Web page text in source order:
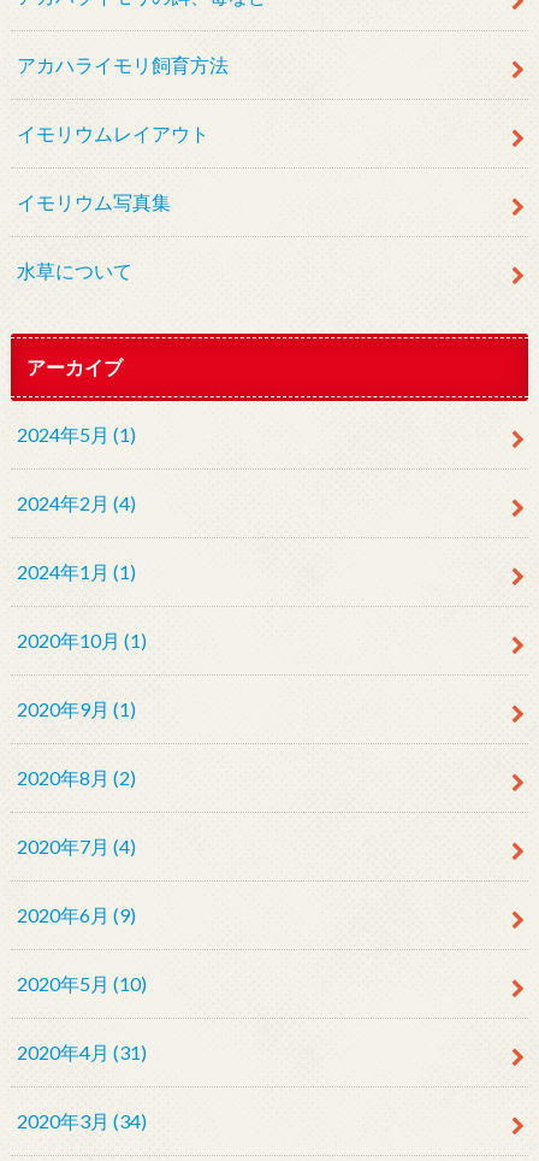
アカハライモリ飼育方法
イモリウムレイアウト
イモリウム写真集
水草について
アーカイブ
2024年5月 (1)
2024年2月 (4)
2024年1月 (1)
2020年10月 (1)
2020年9月 (1)
2020年8月 (2)
2020年7月 (4)
2020年6月 (9)
2020年5月 (10)
2020年4月 (31)
2020年3月 (34)